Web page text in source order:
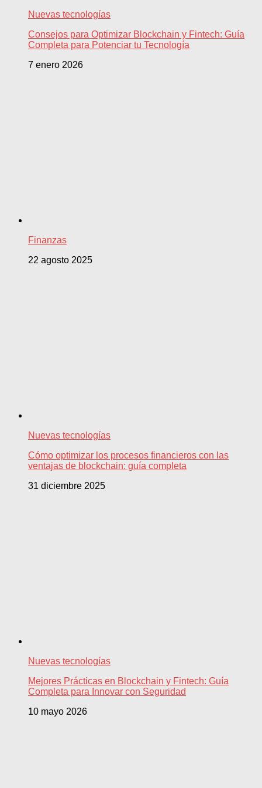
Nuevas tecnologías
Consejos para Optimizar Blockchain y Fintech: Guía
Completa para Potenciar tu Tecnología
7 enero 2026
Finanzas
22 agosto 2025
Nuevas tecnologías
Cómo optimizar los procesos financieros con las
ventajas de blockchain: guía completa
31 diciembre 2025
Nuevas tecnologías
Mejores Prácticas en Blockchain y Fintech: Guía
Completa para Innovar con Seguridad
10 mayo 2026